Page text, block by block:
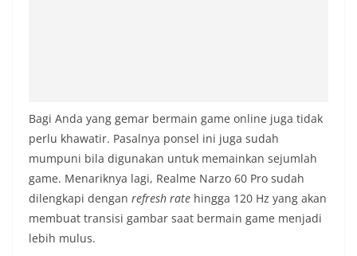
Bagi Anda yang gemar bermain game online juga tidak
perlu khawatir. Pasalnya ponsel ini juga sudah
mumpuni bila digunakan untuk memainkan sejumlah
game. Menariknya lagi, Realme Narzo 60 Pro sudah
dilengkapi dengan refresh rate hingga 120 Hz yang akan
membuat transisi gambar saat bermain game menjadi
lebih mulus.